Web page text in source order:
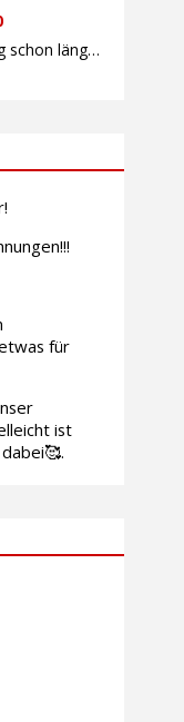
Liegt Ihre Reiterfahrung schon länger zurück oder fühlen Sie sich noch nicht richtig fit? Oder sind Sie bereits ein sicherer Reiter und freuen sich auf weiterführenden Unterricht? Training für Reiter:innen mit unterschiedlicher Reiterfahrung, auf die Wünsche und Kenntnisse des Einzelnen abgestimmt. Ein abwechslungsreiches Programm mit individuellem Reitunterricht und für Fortgeschrittene auch mit Gangtraining findet in […]
für
ist